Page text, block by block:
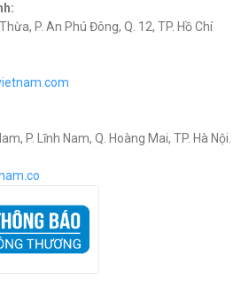
P. An Phú Đông, Q. 12, TP. Hồ Chí
P. Lĩnh Nam, Q. Hoàng Mai, TP. Hà Nội.